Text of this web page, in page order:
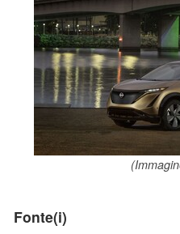
Fonte(i)